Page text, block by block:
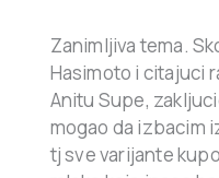
Zanimljiva tema.
Hasimoto i citajuci
Anitu Supe,
mogao da izbacim
tj sve varijante